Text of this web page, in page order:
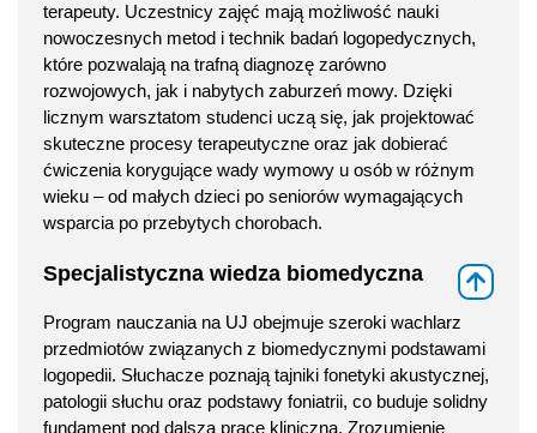
terapeuty. Uczestnicy zajęć mają możliwość nauki
nowoczesnych metod i technik badań logopedycznych,
które pozwalają na trafną diagnozę zarówno
rozwojowych, jak i nabytych zaburzeń mowy. Dzięki
licznym warsztatom studenci uczą się, jak projektować
skuteczne procesy terapeutyczne oraz jak dobierać
ćwiczenia korygujące wady wymowy u osób w różnym
wieku – od małych dzieci po seniorów wymagających
wsparcia po przebytych chorobach.
Specjalistyczna wiedza biomedyczna
Program nauczania na UJ obejmuje szeroki wachlarz
przedmiotów związanych z biomedycznymi podstawami
logopedii. Słuchacze poznają tajniki fonetyki akustycznej,
patologii słuchu oraz podstawy foniatrii, co buduje solidny
fundament pod dalszą pracę kliniczną. Zrozumienie